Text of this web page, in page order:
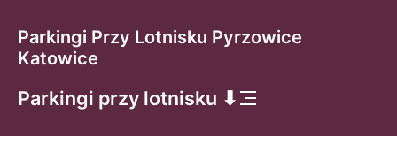
Parkingi Przy Lotnisku Pyrzowice
Katowice
Parkingi przy lotnisku ⬇